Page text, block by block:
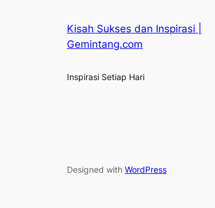
Kisah Sukses dan Inspirasi |
Gemintang.com
Inspirasi Setiap Hari
Designed with WordPress